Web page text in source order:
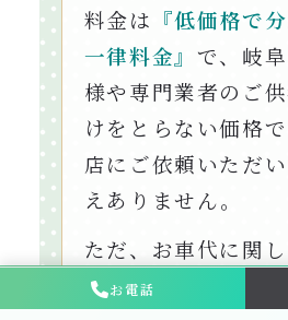
料金は 『低価格で
一律料金』 で、岐
様や専門業者のご
けをとらない価格
店にご依頼いただ
えありません。
ただ、お車代に関
山県にあるお寺の
お問い合わせ・ 相
お電話